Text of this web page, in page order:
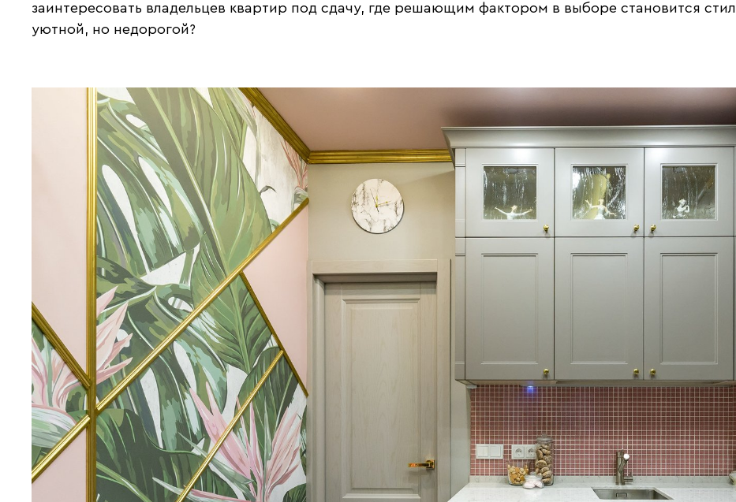
заинтересовать владельцев квартир под сдачу, где решающим фактором в выборе становится
уютной, но недорогой?